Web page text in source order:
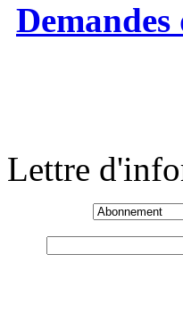
Demandes
Lettre